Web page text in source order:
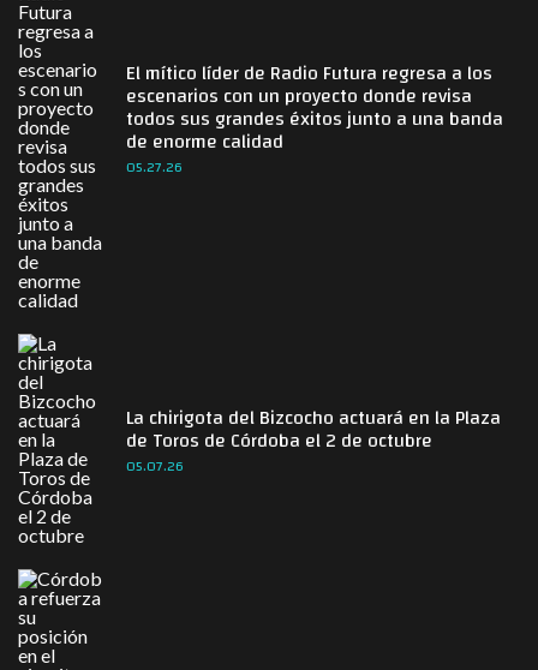
El mítico líder de Radio Futura regresa a los
escenarios con un proyecto donde revisa
todos sus grandes éxitos junto a una banda
de enorme calidad
05.27.26
La chirigota del Bizcocho actuará en la Plaza
de Toros de Córdoba el 2 de octubre
05.07.26